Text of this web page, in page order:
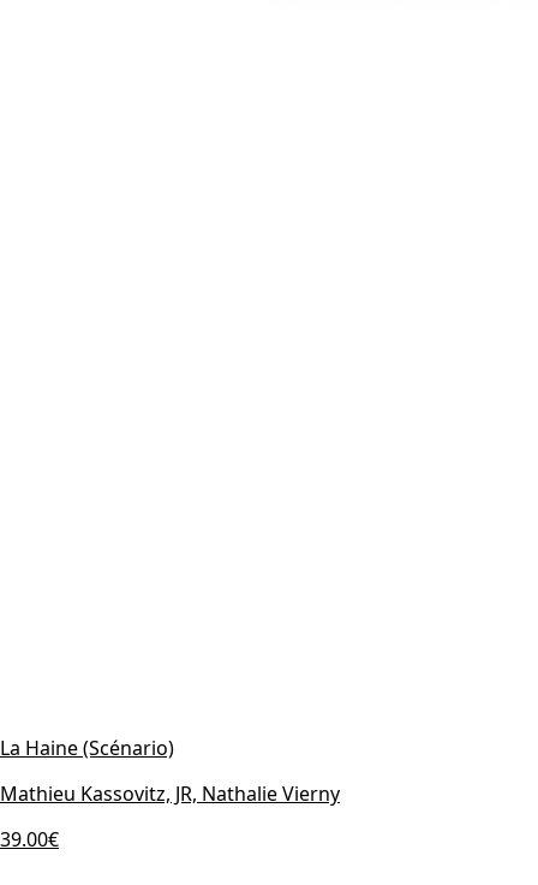
La Haine (Scénario)
Mathieu Kassovitz, JR, Nathalie Vierny
39.00€